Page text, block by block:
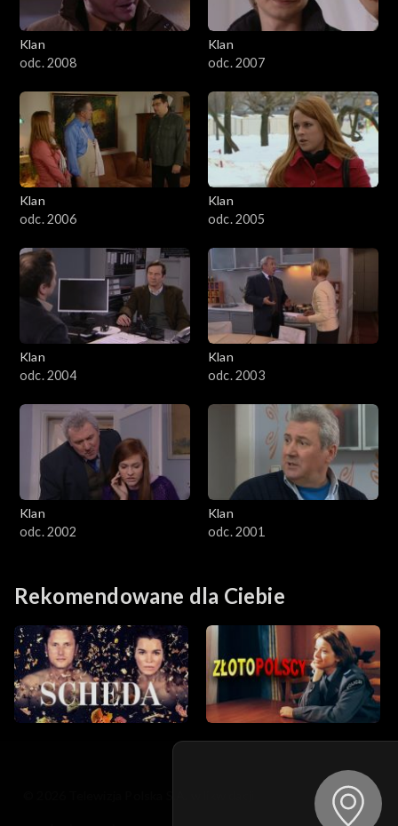
Klan
odc. 2008
Klan
odc. 2007
Klan
odc. 2006
Klan
odc. 2005
Klan
odc. 2004
Klan
odc. 2003
Klan
odc. 2002
Klan
odc. 2001
Rekomendowane dla Ciebie